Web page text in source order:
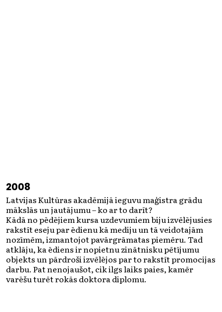
2008
Latvijas Kultūras akadēmijā ieguvumaģistra grādu
mākslās un jautājumu – ko ar to darīt?
Kādā no pēdējiem kursa uzdevumiem biju izvēlējusies
rakstīt eseju par ēdienu kā mediju un tā veidotajām
nozīmēm, izmantojot pavārgrāmatas piemēru. Tad
atklāju, ka ēdiens ir nopietnu zinātnisku pētījumu
objekts un pārdroši izvēlējos par to rakstīt promocijas
darbu. Pat nenojaušot, cik ilgs laiks paies, kamēr
varēšu turēt rokās doktora diplomu.